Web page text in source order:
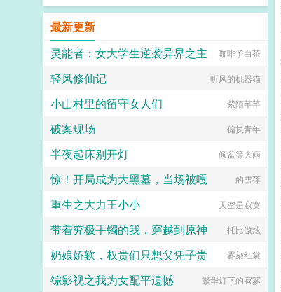
最新更新
灵能者：女大学生逆袭异界之主
咖啡予白茶
轻风修仙记 听风的机器猫
小山村里的留守女人们 紫陌芊芊
破案现场 偏执青年
半夜起床别开灯 倾盆等大雨
惊！开局成为大黑墓，当场被嘎 的雪莲
重生之大力王小小 天空是寂寞
带着究极手镯的我，穿越到原神 托比傲炫
奶娘娇软，权贵们只想父凭子贵 雾染红裳
综影视之我为女配平遗憾 繁华灯下的寂寥